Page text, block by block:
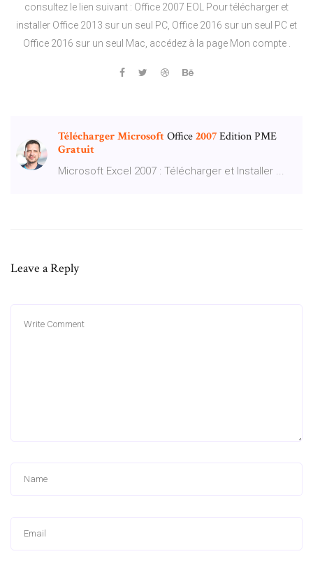
consultez le lien suivant : Office 2007 EOL Pour télécharger et
installer Office 2013 sur un seul PC, Office 2016 sur un seul PC et
Office 2016 sur un seul Mac, accédez à la page Mon compte .
TéléchargerMicrosoftOffice2007Edition PME
Gratuit
Microsoft Excel 2007 : Télécharger et Installer ...
Leave a Reply